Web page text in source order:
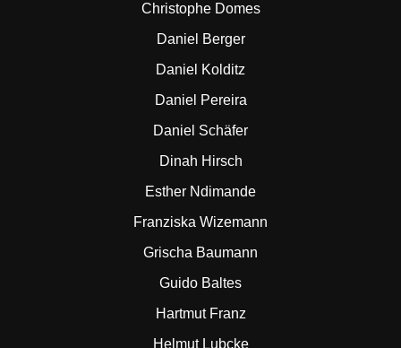
Christophe Domes
Daniel Berger
Daniel Kolditz
Daniel Pereira
Daniel Schäfer
Dinah Hirsch
Esther Ndimande
Franziska Wizemann
Grischa Baumann
Guido Baltes
Hartmut Franz
Helmut Lubcke